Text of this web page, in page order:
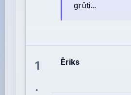
grūti...
1
.
Ēriks